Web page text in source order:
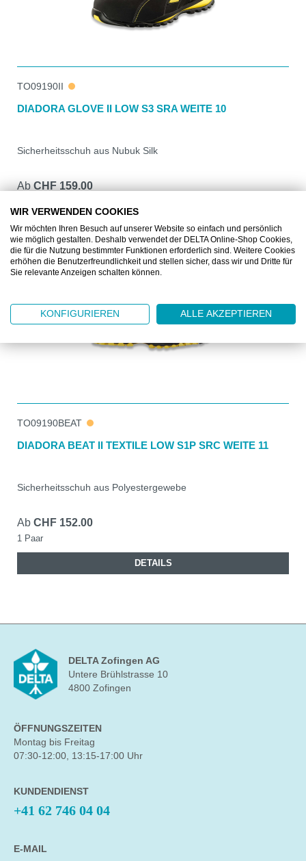
TO09190II
DIADORA GLOVE II LOW S3 SRA WEITE 10
Sicherheitsschuh aus Nubuk Silk
AbCHF 159.00
DETAILS
TO09190BEAT
DIADORA BEAT II TEXTILE LOW S1P SRC WEITE 11
Sicherheitsschuh aus Polyestergewebe
Ab CHF 152.00
1 Paar
DETAILS
DELTA Zofingen AG
Untere Brühlstrasse 10
4800 Zofingen
ÖFFNUNGSZEITEN
Montag bis Freitag
07:30-12:00, 13:15-17:00 Uhr
KUNDENDIENST
+41 62 746 04 04
E-MAIL
WIR VERWENDEN COOKIES
Wir möchten Ihren Besuch auf unserer Website so einfach und persönlich
wie möglich gestalten. Deshalb verwendet der DELTA Online-Shop Cookies,
die für die Nutzung bestimmter Funktionen erforderlich sind. Weitere Cookies
erhöhen die Benutzerfreundlichkeit und stellen sicher, dass wir und Dritte für
Sie relevante Anzeigen schalten können.
KONFIGURIEREN ALLE AKZEPTIEREN